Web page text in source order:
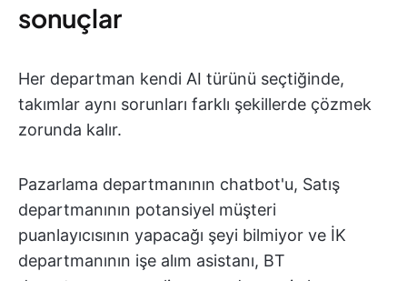
sonuçlar
Her departman kendi AI türünü seçtiğinde,
takımlar aynı sorunları farklı şekillerde çözmek
zorunda kalır.
Pazarlama departmanının chatbot'u, Satış
departmanının potansiyel müşteri
puanlayıcısının yapacağı şeyi bilmiyor ve İK
departmanının işe alım asistanı, BT